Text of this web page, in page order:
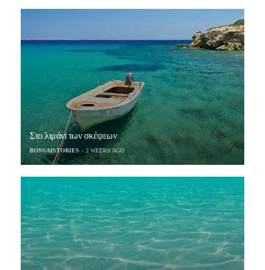
Στο λιμάνι των σκέψεων
BONSAISTORIES 2 WEEKS AGO